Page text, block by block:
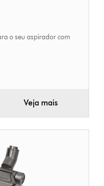
o seu aspirador com
Veja mais